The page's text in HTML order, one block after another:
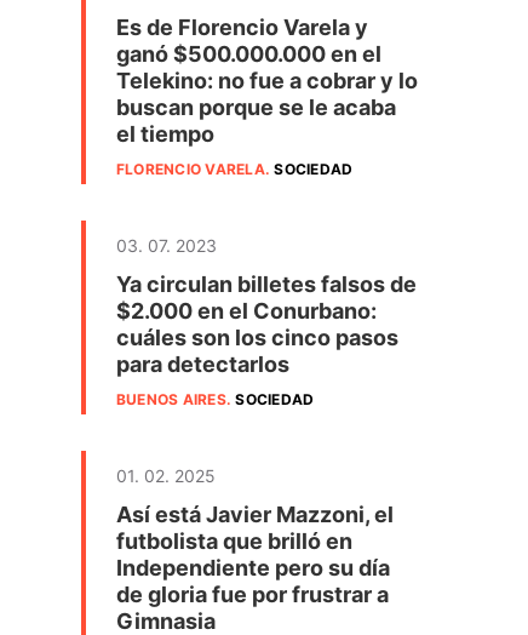
Es de Florencio Varela y
ganó $500.000.000 en el
Telekino: no fue a cobrar y lo
buscan porque se le acaba
el tiempo
FLORENCIO VARELA.SOCIEDAD
03. 07. 2023
Ya circulan billetes falsos de
$2.000 en el Conurbano:
cuáles son los cinco pasos
para detectarlos
BUENOS AIRES.SOCIEDAD
01. 02. 2025
Así está Javier Mazzoni, el
futbolista que brilló en
Independiente pero su día
de gloria fue por frustrar a
Gimnasia